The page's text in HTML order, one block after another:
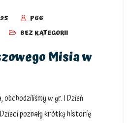
P66
BEZ KATEGORII
Misia w
obchodziliśmy w gr. I Dzień
poznały krótką historię